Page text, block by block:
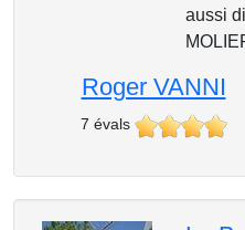
aussi
Roger VANNI
7 évals